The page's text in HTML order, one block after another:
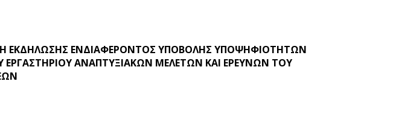
ΕΚΔΗΛΩΣΗΣ ΕΝΔΙΑΦΕΡΟΝΤΟΣ ΥΠΟΒΟΛΗΣ ΥΠΟΨΗΦΙΟΤΗΤΩΝ
ΕΡΓΑΣΤΗΡΙΟΥ ΑΝΑΠΤΥΞΙΑΚΩΝ ΜΕΛΕΤΩΝ ΚΑΙ ΕΡΕΥΝΩΝ ΤΟΥ